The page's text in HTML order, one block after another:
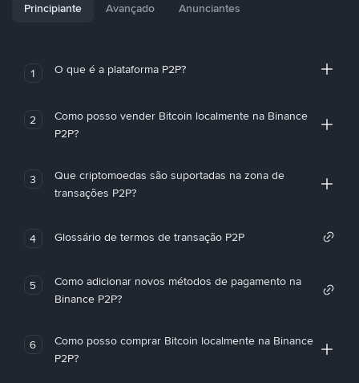
Principiante Avançado Anunciantes
1 O que é a plataforma P2P?
2
Como posso vender Bitcoin localmente na Binance
P2P?
3
Que criptomoedas são suportadas na zona de
transações P2P?
4 Glossário de termos de transação P2P
5
Como adicionar novos métodos de pagamento na
Binance P2P?
6
Como posso comprar Bitcoin localmente na Binance
P2P?